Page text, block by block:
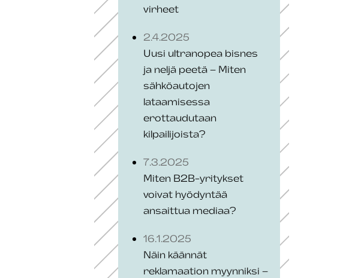
virheet
2.4.2025
Uusi ultranopea bisnes
ja neljä peetä – Miten
sähköautojen
lataamisessa
erottaudutaan
kilpailijoista?
7.3.2025
Miten B2B-yritykset
voivat hyödyntää
ansaittua mediaa?
16.1.2025
Näin käännät
reklamaation myynniksi –